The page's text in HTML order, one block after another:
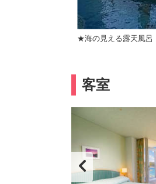
★海の見える露天風呂
客室